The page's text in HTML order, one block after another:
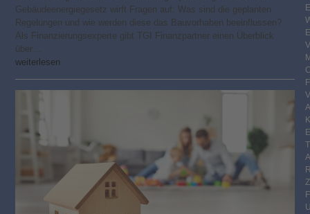
Gebäudeenergiegesetz wirft Fragen auf: Was sind die geplanten
Regelungen und wie werden diese das Bauvorhaben beeinflussen?
Als Finanzierungsexperte gibt TGI Finanzpartner einen Überblick
über…
weiterlesen